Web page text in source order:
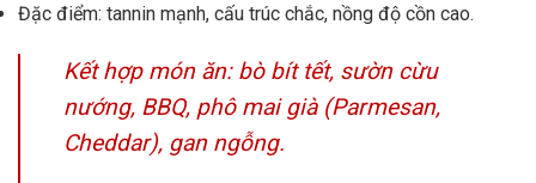
Đặc điểm: tannin mạnh, cấu trúc chắc, nồng độ cồn cao.
Kết hợp món ăn: bò bít tết, sườn cừu
nướng, BBQ, phô mai già (Parmesan,
Cheddar), gan ngỗng.